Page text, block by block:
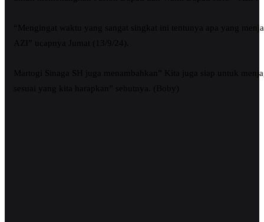
“Mengingat waktu yang sangat singkat ini tentunya apa yang
AZI” ucapnya Jumat (13/9/24).
Martogi Sinaga SH juga menambahkan” Kita juga siap untuk
sesuai yang kita harapkan” sebutnya. (Boby)